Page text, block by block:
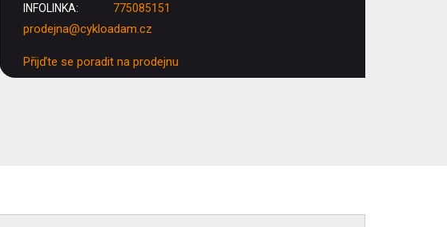
INFOLINKA: 775085151
prodejna@cykloadam.cz
Přijďte se poradit na prodejnu